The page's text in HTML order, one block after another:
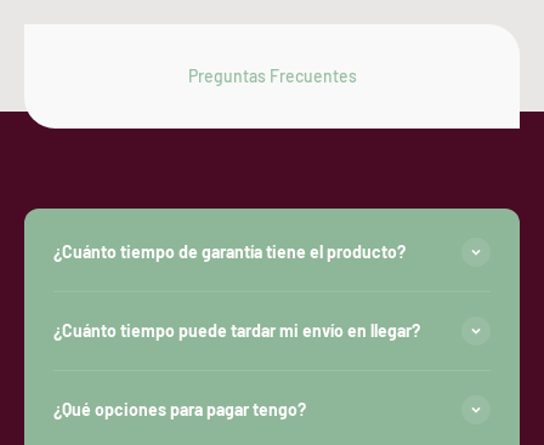
Preguntas Frecuentes
¿Cuánto tiempo de garantía tiene el producto?
¿Cuánto tiempo puede tardar mi envío en llegar?
¿Qué opciones para pagar tengo?